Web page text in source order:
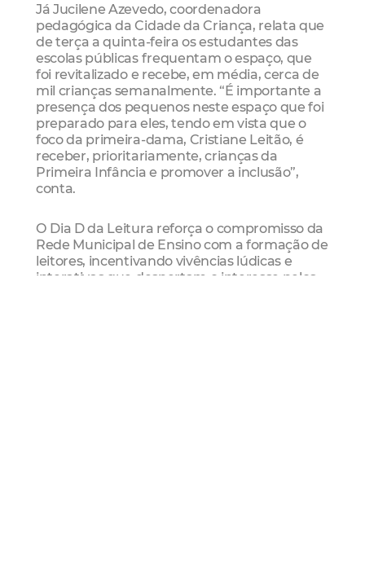
Já Jucilene Azevedo, coordenadora
pedagógica da Cidade da Criança, relata que
de terça a quinta-feira os estudantes das
escolas públicas frequentam o espaço, que
foi revitalizado e recebe, em média, cerca de
mil crianças semanalmente. “É importante a
presença dos pequenos neste espaço que foi
preparado para eles, tendo em vista que o
foco da primeira-dama, Cristiane Leitão, é
receber, prioritariamente, crianças da
Primeira Infância e promover a inclusão”,
conta.
O Dia D da Leitura reforça o compromisso da
Rede Municipal de Ensino com a formação de
leitores, incentivando vivências lúdicas e
interativas que despertam o interesse pelos